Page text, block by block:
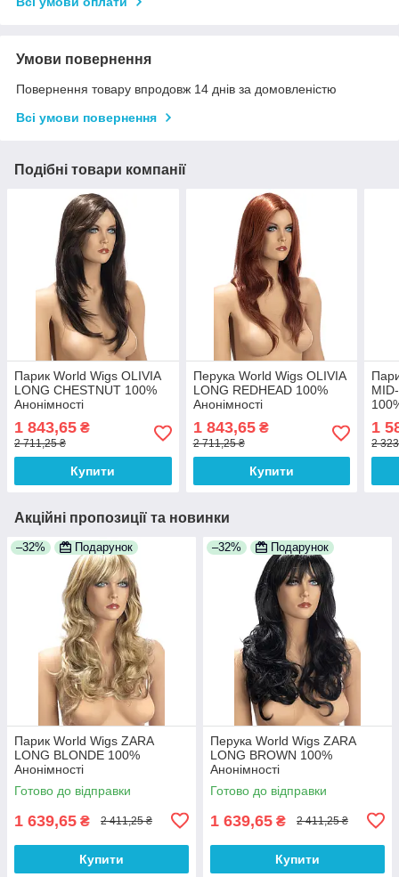
Умови повернення
Повернення товару впродовж 14 днів за домовленістю
Всі умови повернення
Подібні товари компанії
Парик World Wigs OLIVIA
LONG CHESTNUT 100%
Анонімності
1 843,65 ₴
2 711,25 ₴
Купити
Перука World Wigs OLIVIA
LONG REDHEAD 100%
Анонімності
1 843,65₴
2 711,25 ₴
Купити
1
2
Акційні пропозиції та новинки
–32% Подарунок
Парик World Wigs ZARA
LONG BLONDE 100%
Анонімності
Готово до відправки
1 639,65 ₴ 2 411,25 ₴
Купити
–32% Подарунок
Перука World Wigs ZARA
LONG BROWN 100%
Анонімності
Готово до відправки
1 639,65 ₴ 2 411,25 ₴
Купити